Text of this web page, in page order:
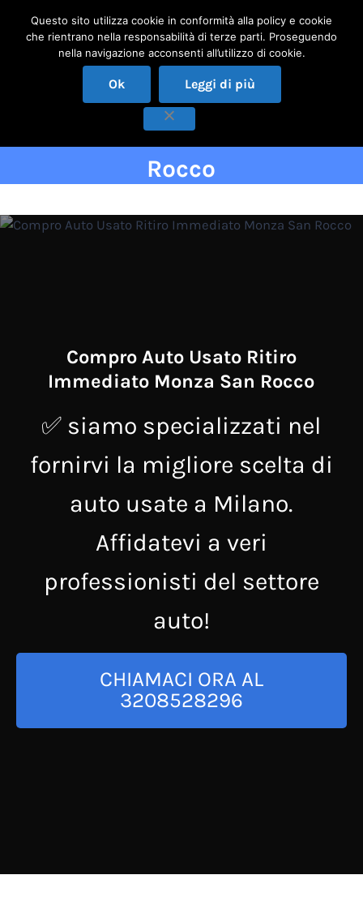
COMPRO AUTO USATE MILANO
✅ qualità ed esperienza al vostro servizio!
Menu
Compro Auto Usato Ritiro
Immediato Monza San
Rocco
Compro Auto Usato Ritiro
Immediato Monza San Rocco
✅ siamo specializzati nel
fornirvi la migliore scelta di
auto usate a Milano.
Affidatevi a veri
professionisti del settore
auto!
CHIAMACI ORA AL
3208528296
Questo sito utilizza cookie in conformità alla policy e cookie
che rientrano nella responsabilità di terze parti. Proseguendo
nella navigazione acconsenti all’utilizzo di cookie.
Ok Leggi di più